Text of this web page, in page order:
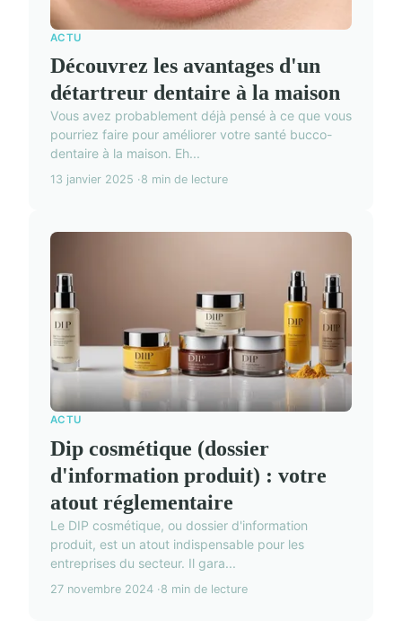
ACTU
Découvrez les avantages d'un
détartreur dentaire à la maison
Vous avez probablement déjà pensé à ce que vous
pourriez faire pour améliorer votre santé bucco-
dentaire à la maison. Eh...
13 janvier 2025 8 min de lecture
ACTU
Dip cosmétique (dossier
d'information produit) : votre
atout réglementaire
Le DIP cosmétique, ou dossier d'information
produit, est un atout indispensable pour les
entreprises du secteur. Il gara...
27 novembre 2024 8 min de lecture